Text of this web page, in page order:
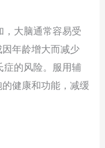
大脑通常容易受
年龄增大而减少
症的风险。服用辅
健康和功能，减缓